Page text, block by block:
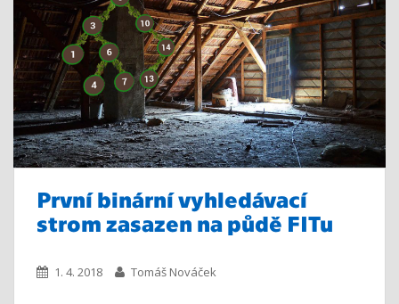
První binární vyhledávací
strom zasazen na půdě FITu
1. 4. 2018 Tomáš Nováček